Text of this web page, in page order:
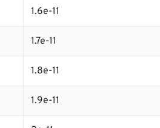
1.6e-11
1.7e-11
1.8e-11
1.9e-11